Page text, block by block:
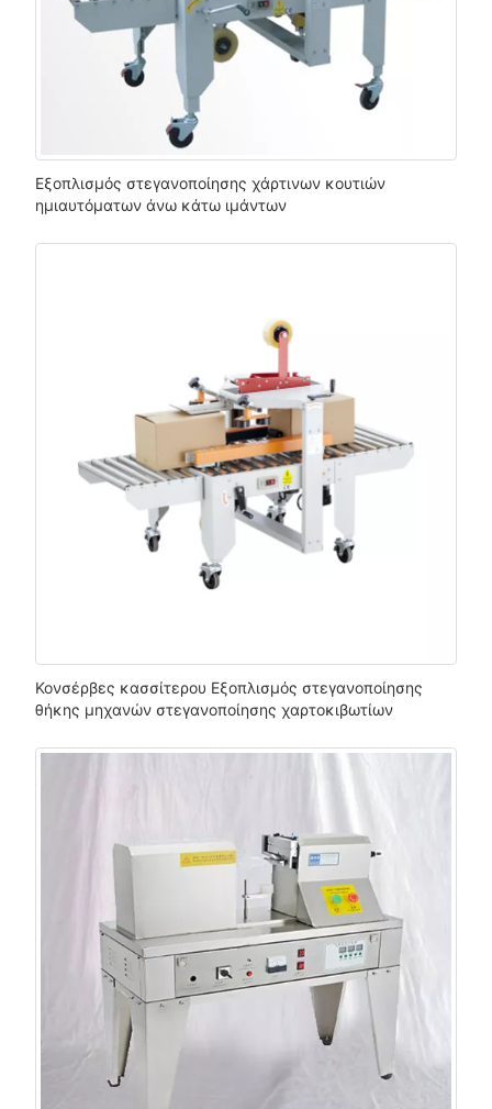
Εξοπλισμός στεγανοποίησης χάρτινων κουτιών
ημιαυτόματων άνω κάτω ιμάντων
Κονσέρβες κασσίτερου Εξοπλισμός στεγανοποίησης
θήκης μηχανών στεγανοποίησης χαρτοκιβωτίων